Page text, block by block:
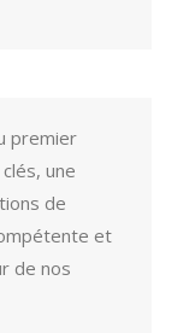
premier
une
de
et
de nos